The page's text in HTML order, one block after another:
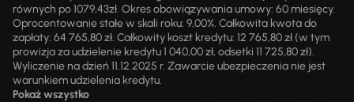
równych po 1079,43zł. Okres obowiązywania umowy: 60 miesięcy.
Oprocentowanie stałe w skali roku: 9,00%. Całkowita kwota do
zapłaty: 64 765,80 zł. Całkowity koszt kredytu: 12 765,80 zł (w tym
prowizja za udzielenie kredytu 1 040,00 zł, odsetki 11 725,80 zł).
Wyliczenie na dzień 11.12.2025 r. Zawarcie ubezpieczenia nie jest
warunkiem udzielenia kredytu.
Pokaż wszystko